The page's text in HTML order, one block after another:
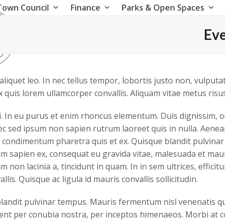
Council Finance Parks & Open Spaces
leo. In nec tellus tempor, lobortis justo non,
quis lorem ullamcorper convallis. Aliquam vitae metus
In eu purus et enim rhoncus elementum. Duis dignissim,
sed ipsum non sapien rutrum laoreet quis in nulla.
pharetra quis et ex. Quisque blandit
sapien ex, consequat eu gravida vitae, malesuada et
non lacinia a, tincidunt in quam. In in sem ultrices,
Quisque ac ligula id mauris convallis sollicitudin.
pulvinar tempus. Mauris fermentum nisl venenatis
per conubia nostra, per inceptos himenaeos. Morbi at